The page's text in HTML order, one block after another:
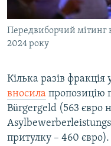
Передвиборчий мітинг
2024 року
Кілька разів фракція
вносила пропозицію
Bürgergeld (563 євро
притулку – 460